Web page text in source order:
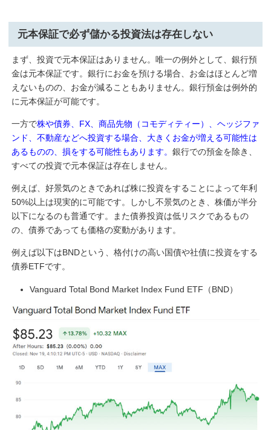
元本保証で必ず儲かる投資法は存在しない
まず、投資で元本保証はありません。唯一の例外として、銀行預
金は元本保証です。銀行にお金を預ける場合、お金はほとんど増
えないものの、お金が減ることもありません。銀行預金は例外的
に元本保証が可能です。
一方で株や債券、FX、商品先物（コモディティー）、ヘッジファ
ンド、不動産などへ投資する場合、大きくお金が増える可能性は
あるものの、損をする可能性もあります。 銀行での預金を除き、
すべての投資で元本保証は存在しません。
例えば、好景気のときであれば株に投資をすることによって年利
50%以上は現実的に可能です。しかし不景気のとき、株価が半分
以下になるのも普通です。また債券投資は低リスクであるもの
の、債券であっても価格の変動があります。
例えば以下はBNDという、格付けの高い国債や社債に投資をする
債券ETFです。
Vanguard Total Bond Market Index Fund ETF（BND）